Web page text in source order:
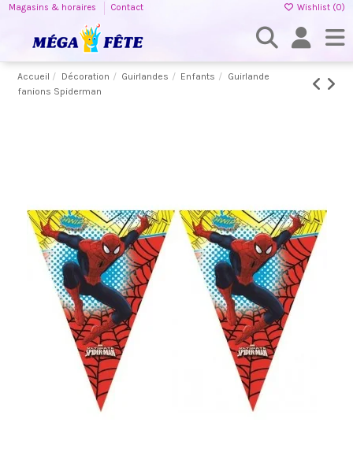
Magasins & horaires Contact Wishlist (0)
Accueil Décoration Guirlandes Enfants
Guirlande
fanions Spiderman